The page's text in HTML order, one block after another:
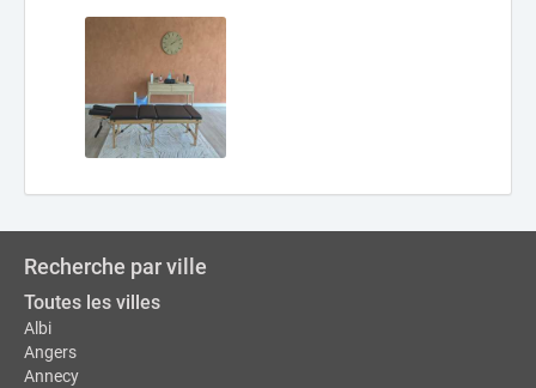
Recherche par ville
Toutes les villes
Albi
Angers
Annecy